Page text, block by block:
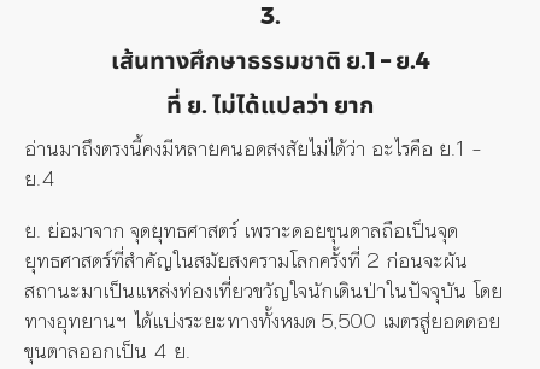
3.
เส้นทางศึกษาธรรมชาติ ย.1 – ย.4
ที่ ย. ไม่ได้แปลว่า ยาก
อ่านมาถึงตรงนี้คงมีหลายคนอดสงสัยไม่ได้ว่า อะไรคือ ย.1 –
ย.4
ย. ย่อมาจาก จุดยุทธศาสตร์ เพราะดอยขุนตาลถือเป็นจุด
ยุทธศาสตร์ที่สำคัญในสมัยสงครามโลกครั้งที่ 2 ก่อนจะผัน
สถานะมาเป็นแหล่งท่องเที่ยวขวัญใจนักเดินป่าในปัจจุบัน โดย
ทางอุทยานฯ ได้แบ่งระยะทางทั้งหมด 5,500 เมตรสู่ยอดดอย
ขุนตาลออกเป็น 4 ย.